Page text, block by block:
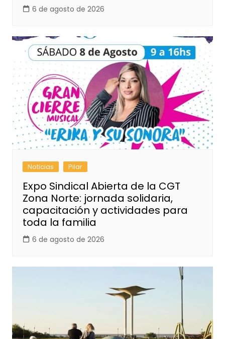
6 de agosto de 2026
Noticias Pilar
Expo Sindical Abierta de la CGT
Zona Norte: jornada solidaria,
capacitación y actividades para
toda la familia
6 de agosto de 2026